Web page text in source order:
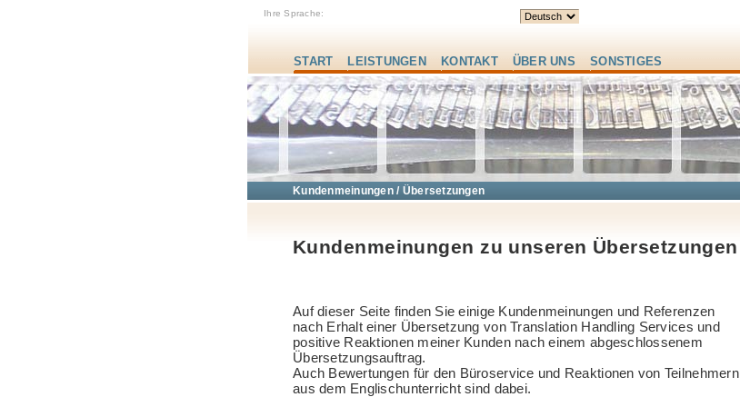
Ihre Sprache:
START LEISTUNGEN KONTAKT ÜBER UNS SONSTIGES
Kundenmeinungen / Übersetzungen
Kundenmeinungen zu unseren Übersetzungen
Auf dieser Seite finden Sie einige Kundenmeinungen und Referenzen
nach Erhalt einer Übersetzung von Translation Handling Services und
positive Reaktionen meiner Kunden nach einem abgeschlossenem
Übersetzungsauftrag.
Auch Bewertungen für den Büroservice und Reaktionen von Teilnehmern
aus dem Englischunterricht sind dabei.